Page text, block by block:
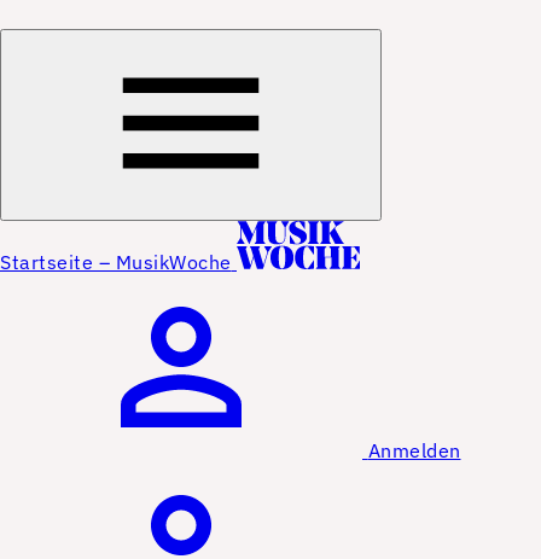
Startseite – MusikWoche
Anmelden